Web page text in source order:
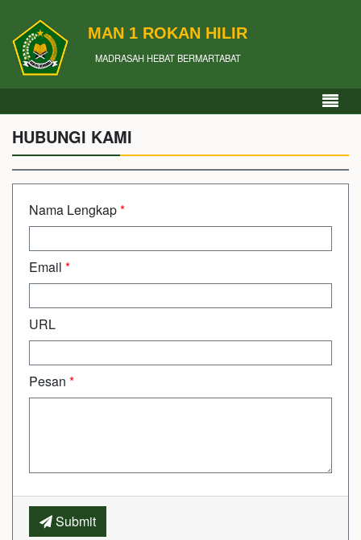
MAN 1 ROKAN HILIR
MADRASAH HEBAT BERMARTABAT
HUBUNGI KAMI
Nama Lengkap*
Email *
URL
Pesan *
Submit